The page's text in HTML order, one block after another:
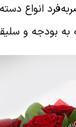
انواع دسته
بودجه و